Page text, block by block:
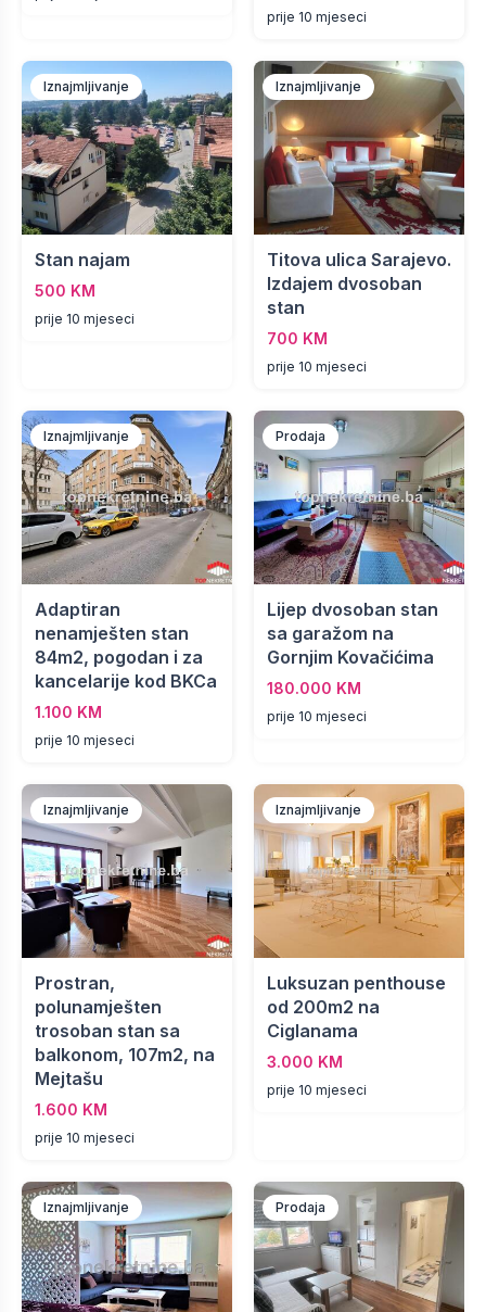
prije 10 mjeseci
Iznajmljivanje
Stan najam
500 KM
prije 10 mjeseci
Iznajmljivanje
Titova ulica Sarajevo.
Izdajem dvosoban
stan
700 KM
prije 10 mjeseci
Iznajmljivanje
Adaptiran
nenamješten stan
84m2, pogodan i za
kancelarije kod BKCa
1.100 KM
prije 10 mjeseci
Prodaja
Lijep dvosoban stan
sa garažom na
Gornjim Kovačićima
180.000 KM
prije 10 mjeseci
Iznajmljivanje
Prostran,
polunamješten
trosoban stan sa
balkonom, 107m2, na
Mejtašu
1.600 KM
prije 10 mjeseci
Iznajmljivanje
Luksuzan penthouse
od 200m2 na
Ciglanama
3.000 KM
prije 10 mjeseci
Iznajmljivanje Prodaja